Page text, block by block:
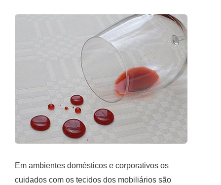
Em ambientes domésticos e corporativos os
cuidados com os tecidos dos mobiliários são